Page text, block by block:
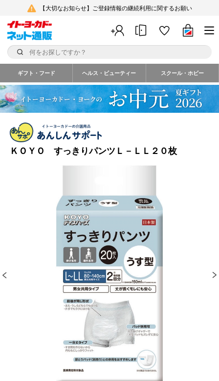
【大切なお知らせ】ご登録情報の継続利用に関するお願い
ギフト・フード ヘルス・ビューティー スクール・ホビー
ＫＯＹＯ すっきりパンツＬ－ＬＬ２０枚